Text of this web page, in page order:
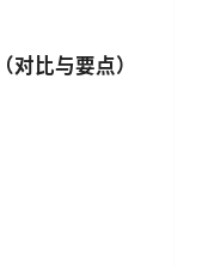
对比与要点）